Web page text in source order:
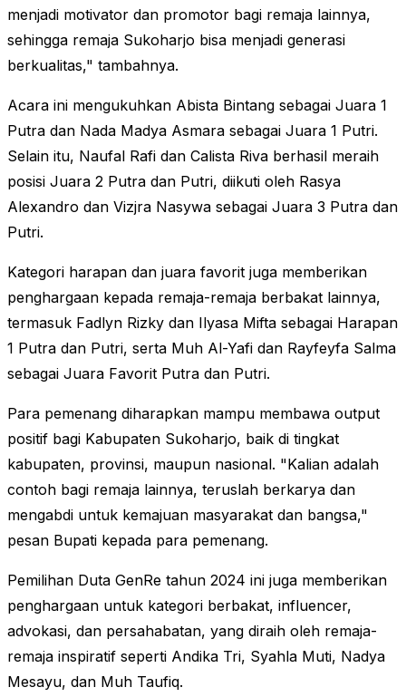
menjadi motivator dan promotor bagi remaja lainnya,
sehingga remaja Sukoharjo bisa menjadi generasi
berkualitas," tambahnya.
Acara ini mengukuhkan Abista Bintang sebagai Juara 1
Putra dan Nada Madya Asmara sebagai Juara 1 Putri.
Selain itu, Naufal Rafi dan Calista Riva berhasil meraih
posisi Juara 2 Putra dan Putri, diikuti oleh Rasya
Alexandro dan Vizjra Nasywa sebagai Juara 3 Putra dan
Putri.
Kategori harapan dan juara favorit juga memberikan
penghargaan kepada remaja-remaja berbakat lainnya,
termasuk Fadlyn Rizky dan Ilyasa Mifta sebagai Harapan
1 Putra dan Putri, serta Muh Al-Yafi dan Rayfeyfa Salma
sebagai Juara Favorit Putra dan Putri.
Para pemenang diharapkan mampu membawa output
positif bagi Kabupaten Sukoharjo, baik di tingkat
kabupaten, provinsi, maupun nasional. "Kalian adalah
contoh bagi remaja lainnya, teruslah berkarya dan
mengabdi untuk kemajuan masyarakat dan bangsa,"
pesan Bupati kepada para pemenang.
Pemilihan Duta GenRe tahun 2024 ini juga memberikan
penghargaan untuk kategori berbakat, influencer,
advokasi, dan persahabatan, yang diraih oleh remaja-
remaja inspiratif seperti Andika Tri, Syahla Muti, Nadya
Mesayu, dan Muh Taufiq.